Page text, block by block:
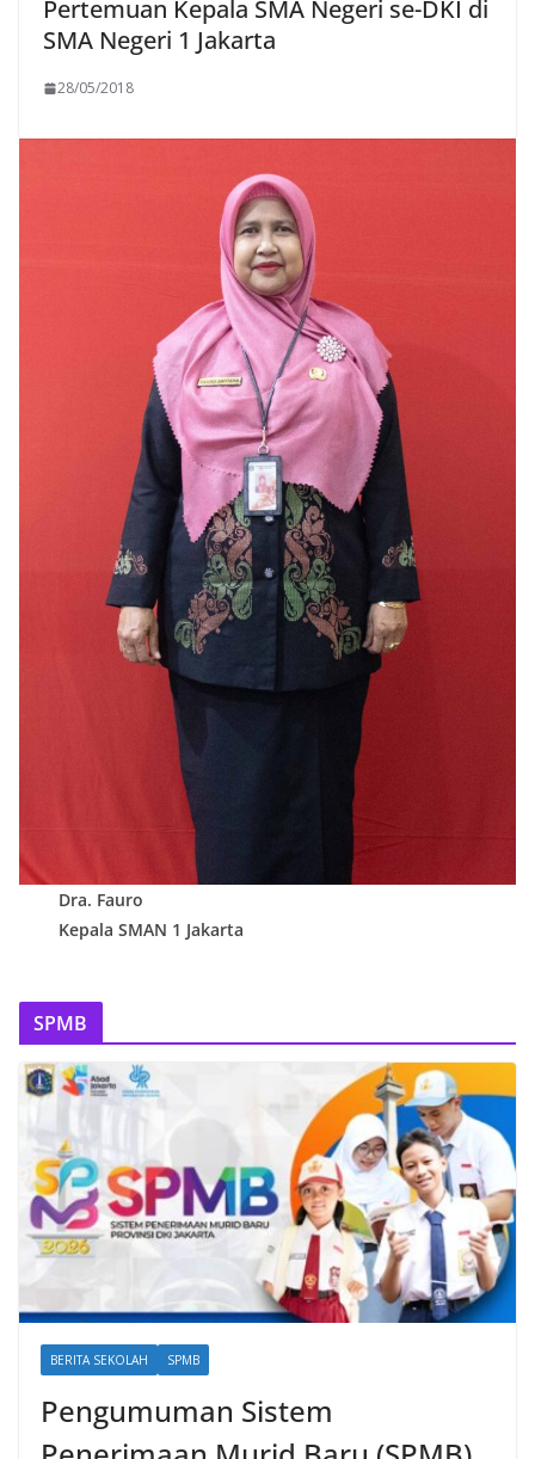
Pertemuan Kepala SMA Negeri se-DKI di
SMA Negeri 1 Jakarta
28/05/2018
Dra. Fauro
Kepala SMAN 1 Jakarta
SPMB
BERITA SEKOLAH SPMB
Pengumuman Sistem